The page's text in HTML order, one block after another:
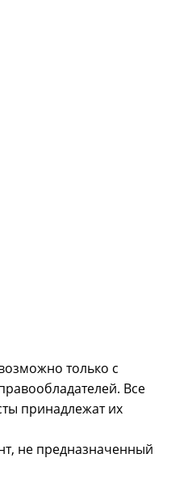
только с
Все
принадлежат их
не предназначенный